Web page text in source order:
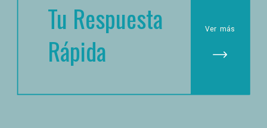
Tu Respuesta
Rápida
Ver más